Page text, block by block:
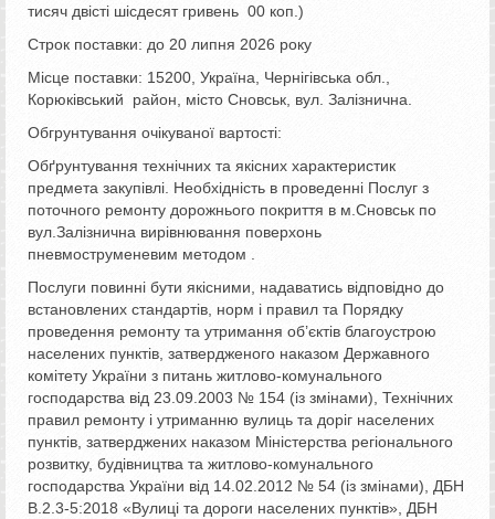
тисяч двісті шісдесят гривень 00 коп.)
Строк поставки: до 20 липня 2026 року
Місце поставки: 15200, Україна, Чернігівська обл.,
Корюківський район, місто Сновськ, вул. Залізнична.
Обгрунтування очікуваної вартості:
Обґрунтування технічних та якісних характеристик
предмета закупівлі. Необхідність в проведенні Послуг з
поточного ремонту дорожнього покриття в м.Сновськ по
вул.Залізнична вирівнювання поверхонь
пневмоструменевим методом .
Послуги повинні бути якісними, надаватись відповідно до
встановлених стандартів, норм і правил та Порядку
проведення ремонту та утримання об’єктів благоустрою
населених пунктів, затвердженого наказом Державного
комітету України з питань житлово-комунального
господарства від 23.09.2003 № 154 (із змінами), Технічних
правил ремонту і утриманню вулиць та доріг населених
пунктів, затверджених наказом Міністерства регіонального
розвитку, будівництва та житлово-комунального
господарства України від 14.02.2012 № 54 (із змінами), ДБН
В.2.3-5:2018 «Вулиці та дороги населених пунктів», ДБН